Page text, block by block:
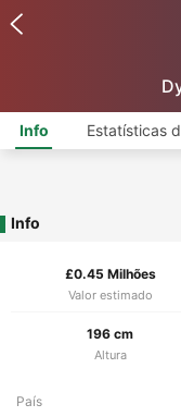
Info Estatísticas
Info
£0.45 Milhões
Valor estimado
196 cm
Altura
País